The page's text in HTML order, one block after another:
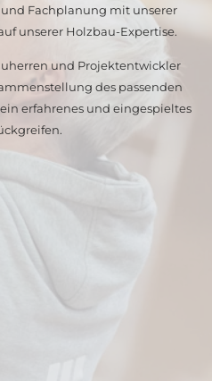
Fachplanung mit unserer
unserer Holzbau-Expertise.
und Projektentwickler
des passenden
erfahrenes und eingespieltes